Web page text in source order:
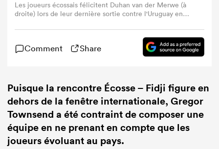
Les joueurs écossais félicitent Duhan van der Merwe (à
droite) lors de leur dernière sortie contre l'Uruguay en
Comment Share
Puisque la rencontre Écosse – Fidji figure en
dehors de la fenêtre internationale, Gregor
Townsend a été contraint de composer une
équipe en ne prenant en compte que les
joueurs évoluant au pays.